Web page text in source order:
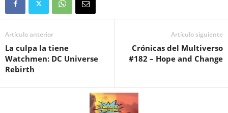
Artículo anterior
La culpa la tiene
Watchmen: DC Universe
Rebirth
Artículo siguiente
Crónicas del Multiverso
#182 – Hope and Change